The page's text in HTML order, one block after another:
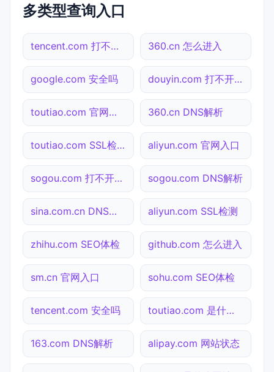
多类型查询入口
tencent.com 打不开检测 360.cn 怎么进入
google.com 安全吗 douyin.com 打不开检测
toutiao.com 官网入口 360.cn DNS解析
toutiao.com SSL检测 aliyun.com 官网入口
sogou.com 打不开检测 sogou.com DNS解析
sina.com.cn DNS解析 aliyun.com SSL检测
zhihu.com SEO体检 github.com 怎么进入
sm.cn 官网入口 sohu.com SEO体检
tencent.com 安全吗 toutiao.com 是什么网站
163.com DNS解析 alipay.com 网站状态